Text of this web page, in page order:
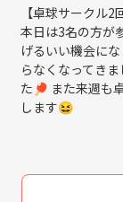
【卓球サークル
本日は3名の方が
げるいい機会に
らなくなってき
た🏓 また来週も
します😆